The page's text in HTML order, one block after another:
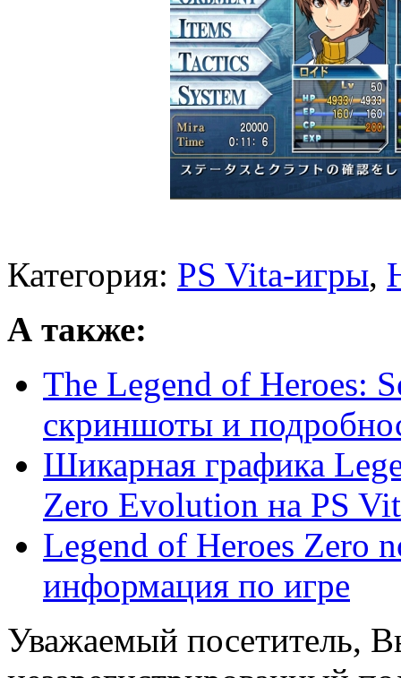
Категория: PS Vita-игры,
А также:
The Legend of Heroes:
скриншоты и
Шикарная графика
Zero Evolution на PS
Legend of Heroes Zero
информация по игре
Уважаемый посетитель,